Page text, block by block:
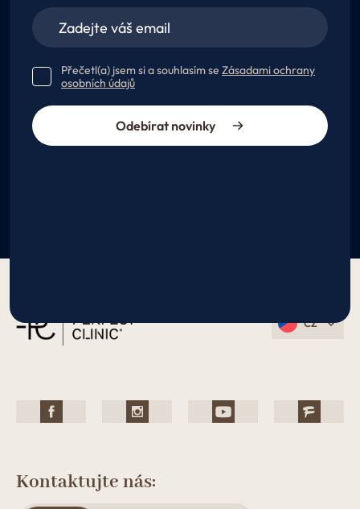
Přečetl(a) jsem si a souhlasím se Zásadami ochrany
osobních údajů
Odebírat novinky
CZ
Kontaktujte nás: